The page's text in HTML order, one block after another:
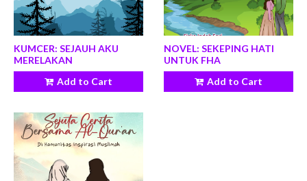
KUMCER: SEJAUH AKU
MERELAKAN
Add to Cart
NOVEL: SEKEPING HATI
UNTUK FHA
Add to Cart